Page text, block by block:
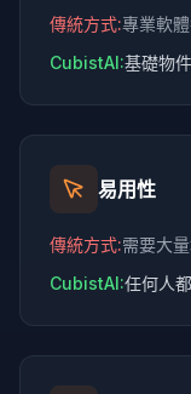
傳統方式:專業軟
CubistAI:基礎物
易用性
傳統方式:需要大
CubistAI:任何人